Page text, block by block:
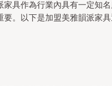
具作為行業內具有一定知
。以下是加盟美雅韻派家